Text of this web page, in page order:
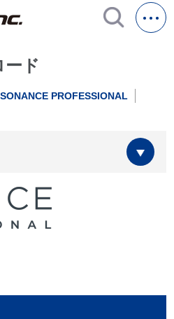
ード
SONANCE PROFESSIONAL